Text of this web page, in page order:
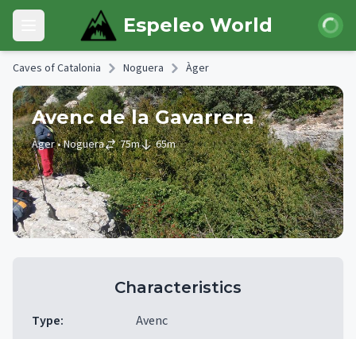
Skip to main content
Open main menu Espeleo World Login
Caves of Catalonia Noguera Àger
Avenc de la Gavarrera
Àger• Noguera 75m 65m
Characteristics
Type:
Avenc